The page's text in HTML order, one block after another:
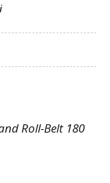
Roll-Belt 180